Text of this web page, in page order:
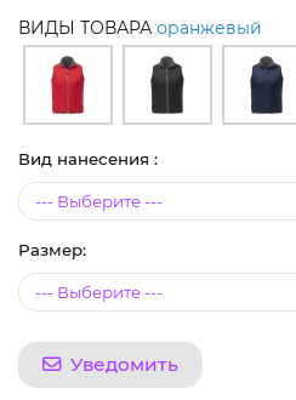
ВИДЫ ТОВАРА оранжевый
Вид нанесения :
Размер:
Уведомить